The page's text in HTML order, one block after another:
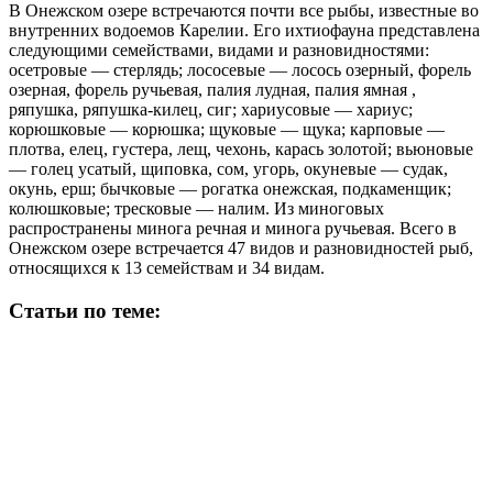
В Онежском озере встречаются почти все рыбы, известные во
внутренних водоемов Карелии. Его ихтиофауна представлена
следующими семействами, видами и разновидностями:
осетровые — стерлядь; лососевые — лосось озерный, форель
озерная, форель ручьевая, палия лудная, палия ямная ,
ряпушка, ряпушка-килец, сиг; хариусовые — хариус;
корюшковые — корюшка; щуковые — щука; карповые —
плотва, елец, густера, лещ, чехонь, карась золотой; вьюновые
— голец усатый, щиповка, сом, угорь, окуневые — судак,
окунь, ерш; бычковые — рогатка онежская, подкаменщик;
колюшковые; тресковые — налим. Из миноговых
распространены минога речная и минога ручьевая. Всего в
Онежском озере встречается 47 видов и разновидностей рыб,
относящихся к 13 семействам и 34 видам.
Статьи по теме: